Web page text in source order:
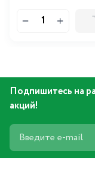
Подпишитесь на
акций!